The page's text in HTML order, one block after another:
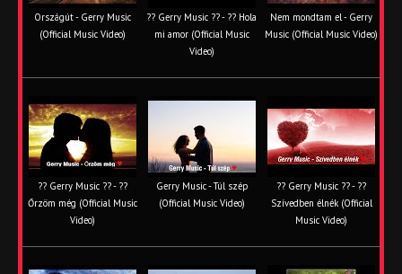
Országút - Gerry Music
(Official Music Video)
?? Gerry Music ?? - ?? Hola
mi amor (Official Music
Video)
Nem mondtam el - Gerry
Music (Official Music Video)
?? Gerry Music ?? - ??
Őrzöm még (Official Music
Video)
Gerry Music - Túl szép
(Official Music Video)
?? Gerry Music ?? - ??
Szívedben élnék (Official
Music Video)